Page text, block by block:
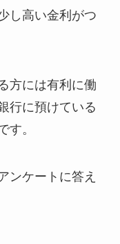
し高い金利がつ
方には有利に働
行に預けている
す。
ンケートに答え